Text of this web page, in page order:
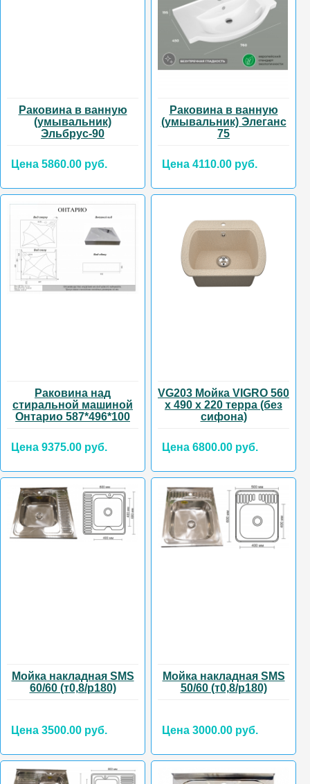
Раковина в ванную
(умывальник)
Эльбрус-90
Цена 5860.00 руб.
Раковина в ванную
(умывальник) Элеганс
75
Цена 4110.00 руб.
Раковина над
стиральной машиной
Онтарио 587*496*100
Цена 9375.00 руб.
VG203 Мойка VIGRO 560
х 490 х 220 терра (без
сифона)
Цена 6800.00 руб.
Мойка накладная SMS
60/60 (т0,8/р180)
Цена 3500.00 руб.
Мойка накладная SMS
50/60 (т0,8/р180)
Цена 3000.00 руб.